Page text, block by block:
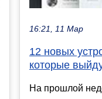
16:21, 11 Мар
12 новых
которые
На прошлой